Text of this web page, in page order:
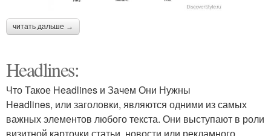
читать дальше →
Headlines:
Что Такое Headlines и Зачем Они Нужны
Headlines, или заголовки, являются одними из самых
важных элементов любого текста. Они выступают в роли